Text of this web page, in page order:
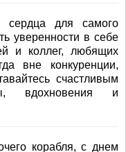
для самого
уверенности в себе
и коллег, любящих
вне конкуренции,
счастливым
вдохновения и
корабля, с днем